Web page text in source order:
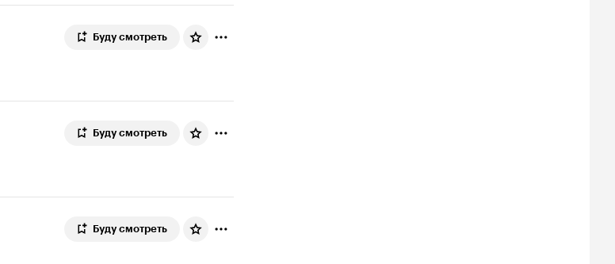
Буду смотреть
Буду смотреть
Буду смотреть